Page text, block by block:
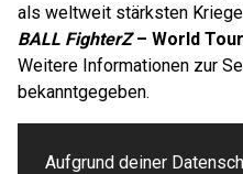
als weltweit stärksten
BALL FighterZ– World
Weitere Informationen zur
bekanntgegeben.
Aufgrund deiner